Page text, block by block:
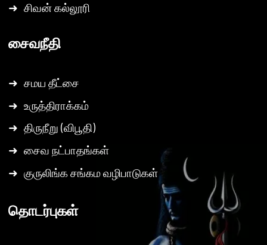
➜ சிவன் கல்லூரி
சைவநீதி
➜ சமய தீட்சை
➜ உருத்திராக்கம்
➜ திருநீறு (விபூதி)
➜ சைவ நட்பாதங்கள்
➜ குருலிங்க சங்கம வழிபாடுகள்
தொடர்புகள்